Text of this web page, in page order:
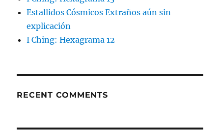
Estallidos Cósmicos Extraños aún sin
explicación
I Ching: Hexagrama 12
RECENT COMMENTS